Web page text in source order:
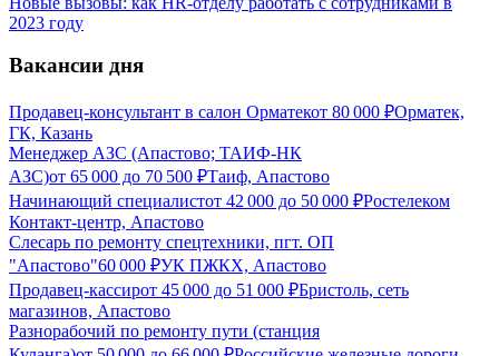
2023 году
Вакансии дня
Продавец-консультант в салон Орматекот 80 000 ₽Орматек,
ГК, Казань
Менеджер АЗС (Апастово; ТАИФ-НК
АЗС)от 65 000 до 70 500 ₽Таиф, Апастово
Начинающий специалистот 42 000 до 50 000 ₽Ростелеком
Контакт-центр, Апастово
Слесарь по ремонту спецтехники, пгт. ОП
"Апастово"60 000 ₽УК ПЖКХ, Апастово
Продавец-кассирот 45 000 до 51 000 ₽Бристоль, сеть
магазинов, Апастово
Разнорабочий по ремонту пути (станция